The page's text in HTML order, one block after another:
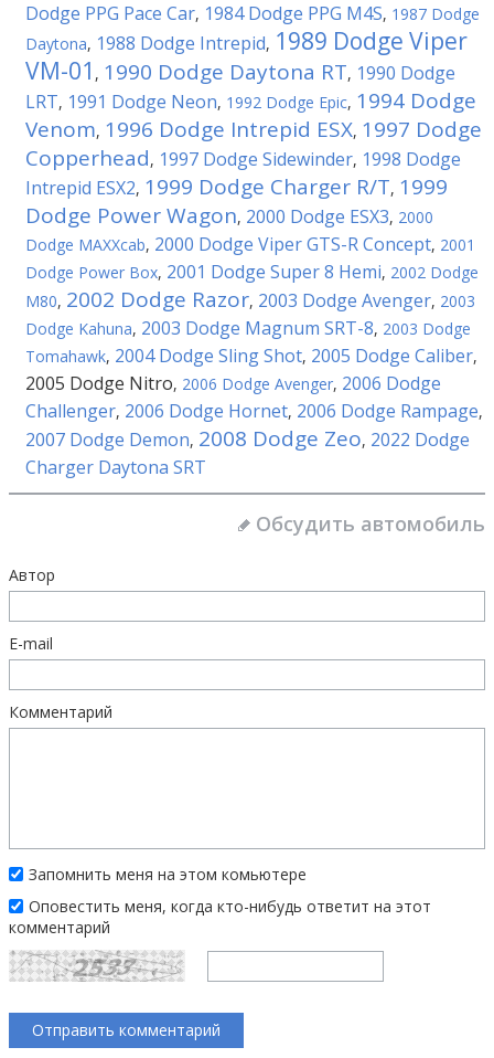
Dodge PPG Pace Car, 1984 Dodge PPG M4S, 1987 Dodge
Daytona, 1988 Dodge Intrepid, 1989 Dodge Viper
VM-01 , 1990 Dodge Daytona RT, 1990 Dodge
LRT, 1991 Dodge Neon, 1992 Dodge Epic, 1994 Dodge
Venom, 1996 Dodge Intrepid ESX, 1997 Dodge
Copperhead, 1997 Dodge Sidewinder, 1998 Dodge
Intrepid ESX2, 1999 Dodge Charger R/T, 1999
Dodge Power Wagon, 2000 Dodge ESX3, 2000
Dodge MAXXcab, 2000 Dodge Viper GTS-R Concept, 2001
Dodge Power Box, 2001 Dodge Super 8 Hemi, 2002 Dodge
M80, 2002 Dodge Razor, 2003 Dodge Avenger, 2003
Dodge Kahuna, 2003 Dodge Magnum SRT-8, 2003 Dodge
Tomahawk, 2004 Dodge Sling Shot, 2005 Dodge Caliber,
2005 Dodge Nitro, 2006 Dodge Avenger, 2006 Dodge
Challenger, 2006 Dodge Hornet, 2006 Dodge Rampage,
2007 Dodge Demon, 2008 Dodge Zeo, 2022 Dodge
Charger Daytona SRT
Обсудить автомобиль
Автор
E-mail
Комментарий
Запомнить меня на этом комьютере
Оповестить меня, когда кто-нибудь ответит на этот
комментарий